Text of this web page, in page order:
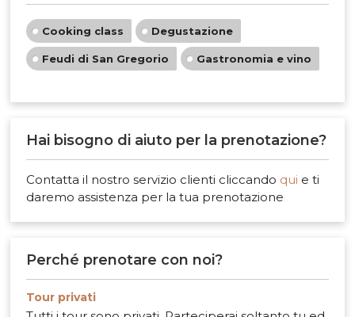
Cooking class Degustazione
Feudi di San Gregorio Gastronomia e vino
Hai bisogno di aiuto per la prenotazione?
Contatta il nostro servizio clienti cliccando qui e ti
daremo assistenza per la tua prenotazione
Perché prenotare con noi?
Tour privati